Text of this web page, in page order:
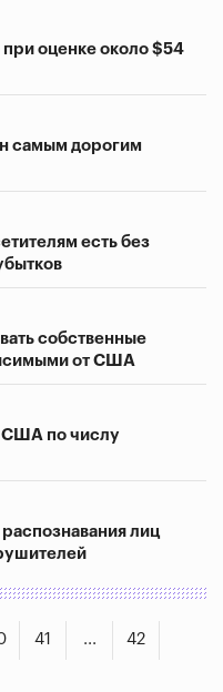
при оценке около $54
самым дорогим
есть без
собственные
от США
США по числу
лиц
41 ... 42